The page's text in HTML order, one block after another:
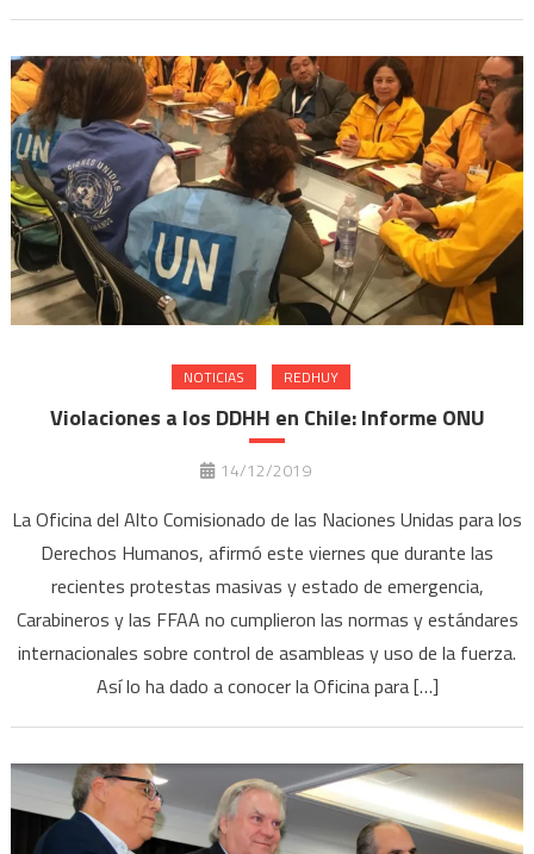
NOTICIAS REDHUY
Violaciones a los DDHH en Chile: Informe ONU
14/12/2019
La Oficina del Alto Comisionado de las Naciones Unidas para los
Derechos Humanos, afirmó este viernes que durante las
recientes protestas masivas y estado de emergencia,
Carabineros y las FFAA no cumplieron las normas y estándares
internacionales sobre control de asambleas y uso de la fuerza.
Así lo ha dado a conocer la Oficina para […]